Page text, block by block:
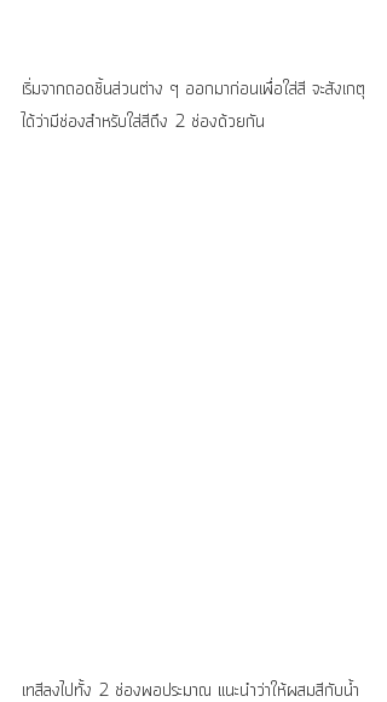
เริ่มจากถอดชิ้นส่วนต่าง ๆ ออกมาก่อนเพื่อใส่สี จะสังเกตุ
ได้ว่ามีช่องสำหรับใส่สีถึง 2 ช่องด้วยกัน
เทสีลงไปทั้ง 2 ช่องพอประมาณ แนะนำว่าให้ผสมสีกับน้ำ